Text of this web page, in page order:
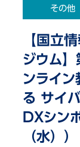
その他
【国立
ジウム
ンライ
る サイ
DXシン
（水））